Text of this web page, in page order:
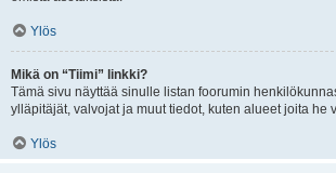
Ylös
Mikä on “Tiimi” linkki?
Tämä sivu näyttää sinulle listan foorumin
ylläpitäjät, valvojat ja muut tiedot, kuten alueet joita he
Ylös